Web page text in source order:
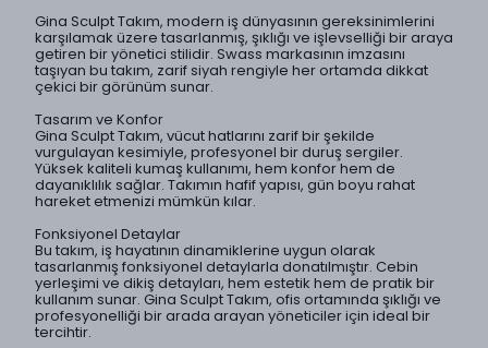
Gina Sculpt Takım, modern iş dünyasının gereksinimlerini
karşılamak üzere tasarlanmış, şıklığı ve işlevselliği bir araya
getiren bir yönetici stilidir. Swass markasının imzasını
taşıyan bu takım, zarif siyah rengiyle her ortamda dikkat
çekici bir görünüm sunar.
Tasarım ve Konfor
Gina Sculpt Takım, vücut hatlarını zarif bir şekilde
vurgulayan kesimiyle, profesyonel bir duruş sergiler.
Yüksek kaliteli kumaş kullanımı, hem konfor hem de
dayanıklılık sağlar. Takımın hafif yapısı, gün boyu rahat
hareket etmenizi mümkün kılar.
Fonksiyonel Detaylar
Bu takım, iş hayatının dinamiklerine uygun olarak
tasarlanmış fonksiyonel detaylarla donatılmıştır. Cebin
yerleşimi ve dikiş detayları, hem estetik hem de pratik bir
kullanım sunar. Gina Sculpt Takım, ofis ortamında şıklığı ve
profesyonelliği bir arada arayan yöneticiler için ideal bir
tercihtir.